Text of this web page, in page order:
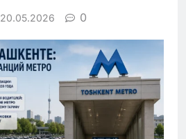
20.05.2026 0